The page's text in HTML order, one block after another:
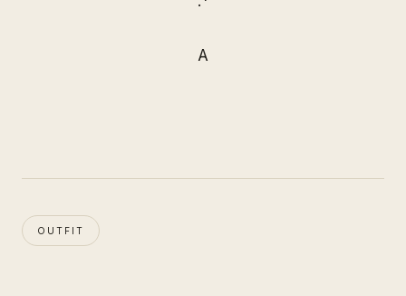
A
OUTFIT